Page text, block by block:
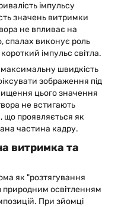
імпульсу
значень витримки
не впливає на
спалах виконує роль
імпульс світла.
швидкість
зображення під
цього значення
не встигають
що проявляється як
частина кадру.
витримка та
як "розтягування
природним освітленням
При зйомці